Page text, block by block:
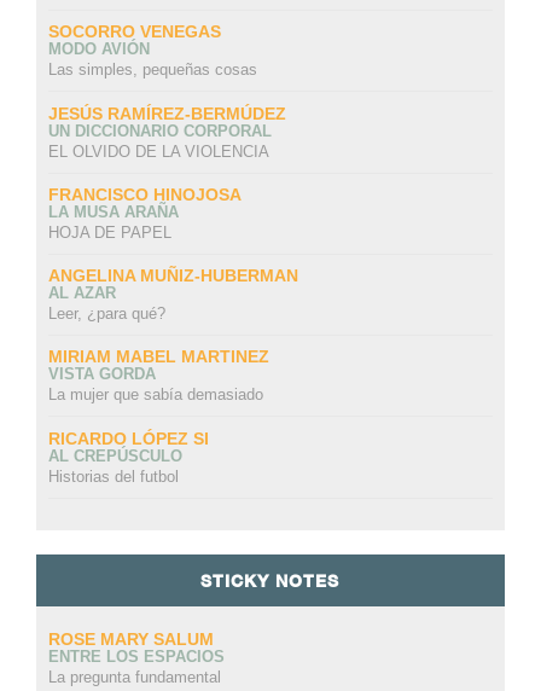
SOCORRO VENEGAS
MODO AVIÓN
Las simples, pequeñas cosas
JESÚS RAMÍREZ-BERMÚDEZ
UN DICCIONARIO CORPORAL
EL OLVIDO DE LA VIOLENCIA
FRANCISCO HINOJOSA
LA MUSA ARAÑA
HOJA DE PAPEL
ANGELINA MUÑIZ-HUBERMAN
AL AZAR
Leer, ¿para qué?
MIRIAM MABEL MARTINEZ
VISTA GORDA
La mujer que sabía demasiado
RICARDO LÓPEZ SI
AL CREPÚSCULO
Historias del futbol
STICKY NOTES
ROSE MARY SALUM
ENTRE LOS ESPACIOS
La pregunta fundamental